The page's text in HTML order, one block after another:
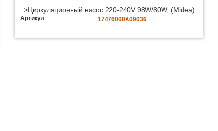
>Циркуляционный насос 220-240V 98W/80W, (Midea)
Артикул 17476000A09036